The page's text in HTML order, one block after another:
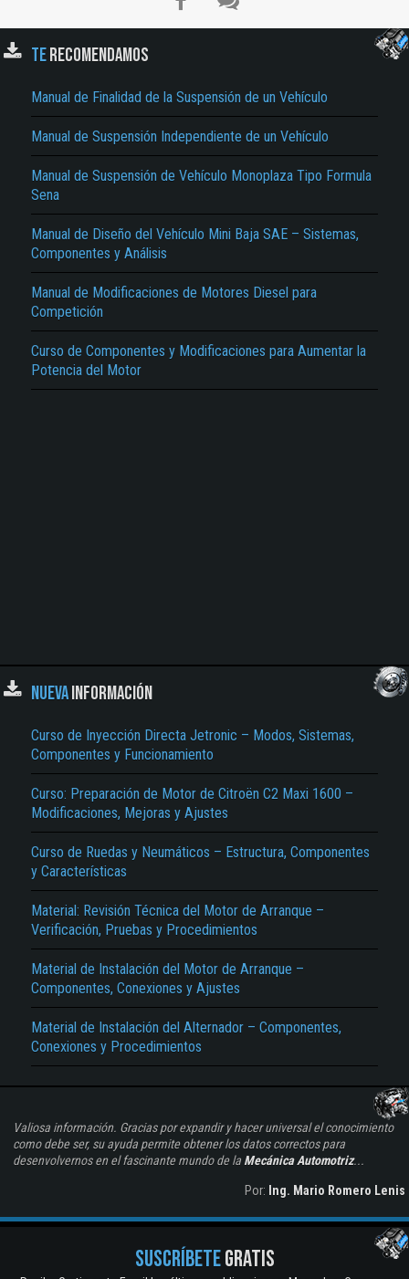
TERECOMENDAMOS
Manual de Finalidad de la Suspensión de un Vehículo
Manual de Suspensión Independiente de un Vehículo
Manual de Suspensión de Vehículo Monoplaza Tipo Formula
Sena
Manual de Diseño del Vehículo Mini Baja SAE – Sistemas,
Componentes y Análisis
Manual de Modificaciones de Motores Diesel para
Competición
Curso de Componentes y Modificaciones para Aumentar la
Potencia del Motor
NUEVAINFORMACIÓN
Curso de Inyección Directa Jetronic – Modos, Sistemas,
Componentes y Funcionamiento
Curso: Preparación de Motor de Citroën C2 Maxi 1600 –
Modificaciones, Mejoras y Ajustes
Curso de Ruedas y Neumáticos – Estructura, Componentes
y Características
Material: Revisión Técnica del Motor de Arranque –
Verificación, Pruebas y Procedimientos
Material de Instalación del Motor de Arranque –
Componentes, Conexiones y Ajustes
Material de Instalación del Alternador – Componentes,
Conexiones y Procedimientos
Valiosa información. Gracias por expandir y hacer universal el conocimiento
como debe ser, su ayuda permite obtener los datos correctos para
desenvolvernos en el fascinante mundo de la Mecánica Automotriz...
Por: Ing. Mario Romero Lenis
SUSCRÍBETEGRATIS
Texto o Imagen de portada son erróneos.
No carga o no se visualiza el contenido.
Reportar otro tipo de error...